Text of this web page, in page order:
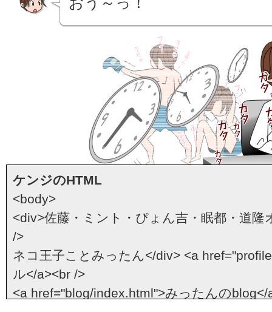
ケンジのHTML
<body>
<div>佐藤・ミント・ぴょん吉・眠都・道
/>
ネコ王子ことみったん</div> <a
ル</a><br />
<a href="blog/index.html">みったんのblog</